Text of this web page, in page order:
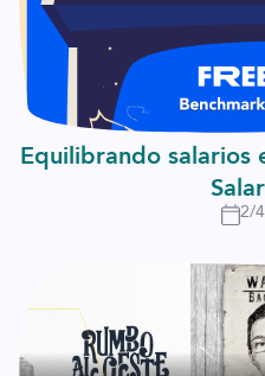
Equilibrando salarios
2/